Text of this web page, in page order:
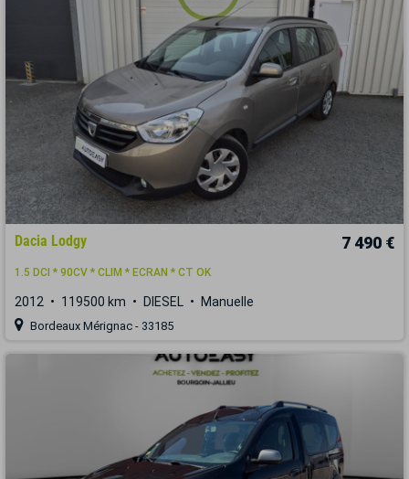
Dacia Lodgy 7 490 €
1.5 DCI * 90CV * CLIM * ECRAN * CT OK
2012 119500 km DIESEL Manuelle
Bordeaux Mérignac - 33185